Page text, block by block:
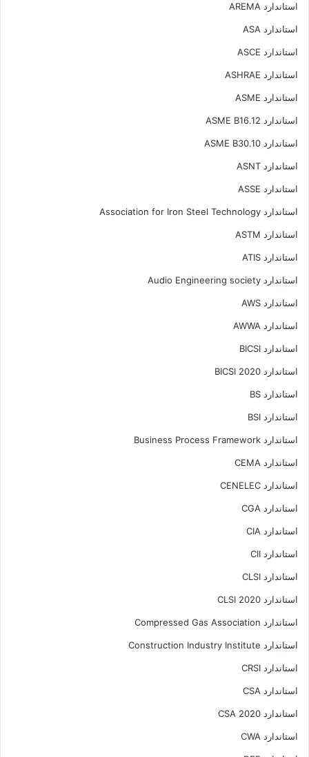
استاندارد AREMA
استاندارد ASA
استاندارد ASCE
استاندارد ASHRAE
استاندارد ASME
استاندارد ASME B16.12
استاندارد ASME B30.10
استاندارد ASNT
استاندارد ASSE
استاندارد Association for Iron Steel Technology
استاندارد ASTM
استاندارد ATIS
استاندارد Audio Engineering society
استاندارد AWS
استاندارد AWWA
استاندارد BICSI
استاندارد BICSI 2020
استاندارد BS
استاندارد BSI
استاندارد Business Process Framework
استاندارد CEMA
استاندارد CENELEC
استاندارد CGA
استاندارد CIA
استاندارد CII
استاندارد CLSI
استاندارد CLSI 2020
استاندارد Compressed Gas Association
استاندارد Construction Industry Institute
استاندارد CRSI
استاندارد CSA
استاندارد CSA 2020
استاندارد CWA